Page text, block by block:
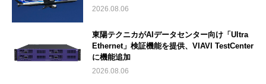
2026.08.06
東陽テクニカがAIデータセンター向け「Ultra
Ethernet」検証機能を提供、VIAVI TestCenter
に機能追加
2026.08.06